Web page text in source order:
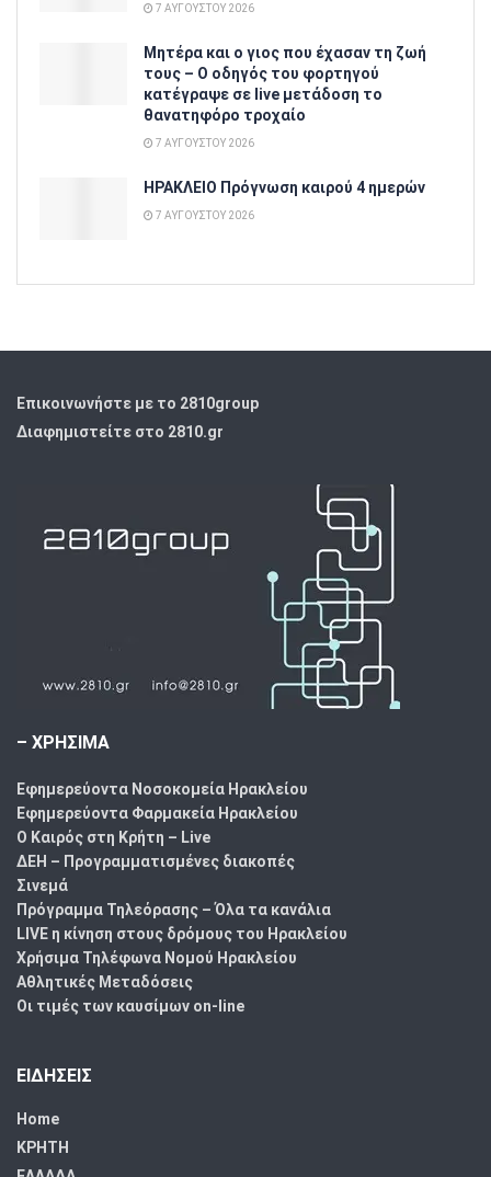
7 ΑΥΓΟΎΣΤΟΥ 2026
Μητέρα και ο γιος που έχασαν τη ζωή
τους – Ο οδηγός του φορτηγού
κατέγραψε σε live μετάδοση το
θανατηφόρο τροχαίο
7 ΑΥΓΟΎΣΤΟΥ 2026
ΗΡΑΚΛΕΙΟ Πρόγνωση καιρού 4 ημερών
7 ΑΥΓΟΎΣΤΟΥ 2026
Επικοινωνήστε με το 2810group
Διαφημιστείτε στο 2810.gr
– ΧΡΗΣΙΜΑ
Εφημερεύοντα Νοσοκομεία Ηρακλείου
Εφημερεύοντα Φαρμακεία Ηρακλείου
Ο Καιρός στη Κρήτη – Live
ΔΕΗ – Προγραμματισμένες διακοπές
Σινεμά
Πρόγραμμα Τηλεόρασης – Όλα τα κανάλια
LIVE η κίνηση στους δρόμους του Ηρακλείου
Χρήσιμα Τηλέφωνα Νομού Ηρακλείου
Αθλητικές Μεταδόσεις
Οι τιμές των καυσίμων on-line
ΕΙΔΗΣΕΙΣ
Home
ΚΡΗΤΗ